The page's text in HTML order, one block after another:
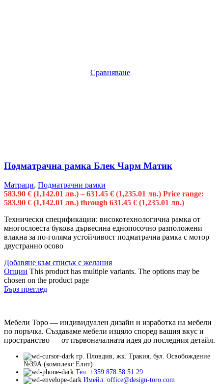
Сравняване
Подматрачна рамка Блек Чарм Матик
Матраци, Подматрачни рамки
583.90 € (1,142.01 лв.) – 631.45 € (1,235.01 лв.) Price range:
583.90 € (1,142.01 лв.) through 631.45 € (1,235.01 лв.)
Технически спецификации: високотехнологична рамка от
многослоеста букова дървесина еднопосочно разположени
влакна за по-голяма устойчивост подматрачна рамка с мотор
двустранно осово
Добавяне към списък с желания
Опции This product has multiple variants. The options may be
chosen on the product page
Бърз преглед
Мебели Торо — индивидуален дизайн и изработка на мебели
по поръчка. Създаваме мебели изцяло според вашия вкус и
пространство — от първоначалната идея до последния детайл.
гр. Пловдив, жк. Тракия, бул. Освобождение
№39А (комплекс Елит)
Тел: +359 878 58 51 29
Имейл: office@design-toro.com